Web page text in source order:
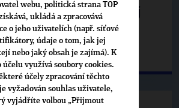
euro i školství. Matěj
s prezidentem
webu, politická strana TOP
ukládá a zpracovává
o jeho uživatelích (např. síťové
údaje o tom, jak jej
nebo jaký obsah je zajímá). K
účelu využívá soubory cookies.
účely zpracování těchto
vyžadován souhlas uživatele,
vyjádříte volbou „Přijmout